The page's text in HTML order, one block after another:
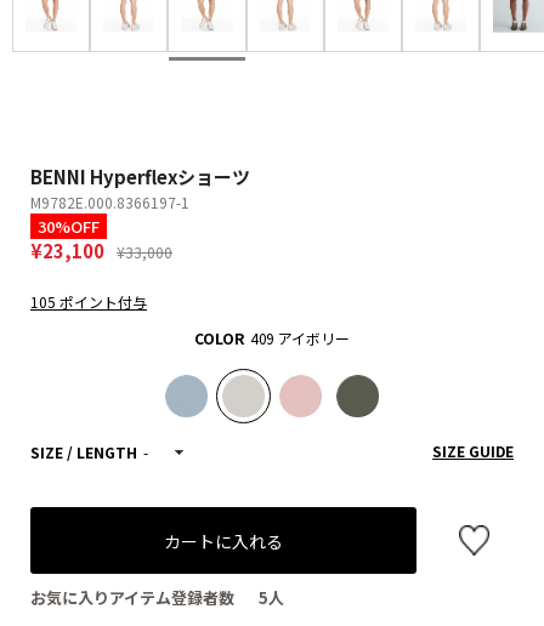
BENNI Hyperflexショーツ
M9782E.000.8366197-1
30%OFF
¥23,100 ¥33,000
105 ポイント付与
COLOR 409 アイボリー
SIZE / LENGTH - SIZE GUIDE
カートに入れる
お気に入りアイテム登録者数 5人